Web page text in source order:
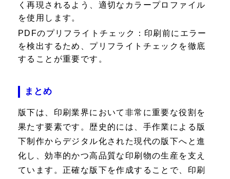
く再現されるよう、適切なカラープロファイル
を使用します。
PDFのプリフライトチェック： 印刷前にエラー
を検出するため、プリフライトチェックを徹底
することが重要です。
まとめ
版下は、印刷業界において非常に重要な役割を
果たす要素です。歴史的には、手作業による版
下制作からデジタル化された現代の版下へと進
化し、効率的かつ高品質な印刷物の生産を支え
ています。正確な版下を作成することで、印刷